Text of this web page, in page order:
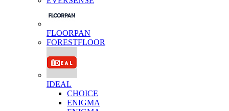
FLOORPAN
FORESTFLOOR
IDEAL
CHOICE
ENIGMA